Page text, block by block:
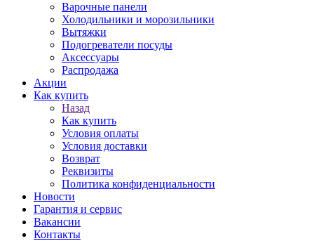
Варочные панели
Холодильники и морозильники
Вытяжки
Подогреватели посуды
Аксессуары
Распродажа
Акции
Как купить
Назад
Как купить
Условия оплаты
Условия доставки
Возврат
Реквизиты
Политика конфиденциальности
Новости
Гарантия и сервис
Вакансии
Контакты